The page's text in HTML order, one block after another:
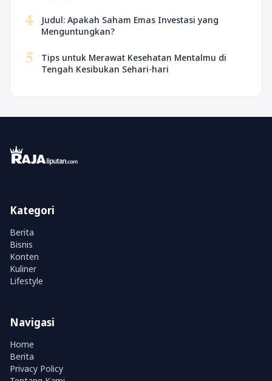
4
Judul: Apakah Saham Emas Investasi yang
Menguntungkan?
5
Tips untuk Merawat Kesehatan Mentalmu di
Tengah Kesibukan Sehari-hari
Kategori
Berita
Bisnis
Konten
Kuliner
Lifestyle
Navigasi
Home
Berita
Privacy Policy